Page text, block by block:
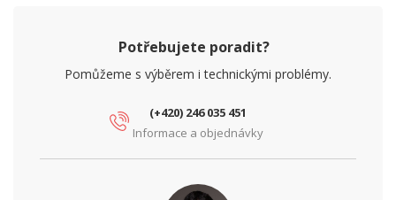
1
AC
Potřebujete poradit?
Pomůžeme s výběrem i technickými problémy.
(+420) 246 035 451
Informace a objednávky